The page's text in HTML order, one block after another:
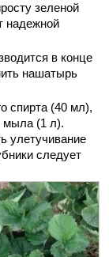
зеленой
надежной
в конце
нашатырь
спирта (40 мл),
мыла (1 л).
улетучивание
следует